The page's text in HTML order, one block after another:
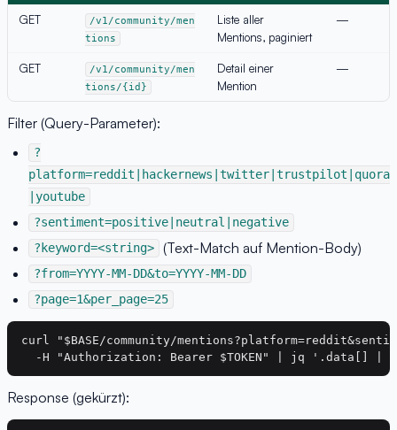
GET
/v1/community/men
tions
Liste aller
Mentions, paginiert
—
GET
/v1/community/men
tions/{id}
Detail einer
Mention
—
Filter (Query-Parameter):
?
platform=reddit|hackernews|twitter|trustpilot|quora
|youtube
?sentiment=positive|neutral|negative
?keyword=<string>
(Text-Match auf Mention-Body)
?from=YYYY-MM-DD&to=YYYY-MM-DD
?page=1&per_page=25
curl "$BASE/community/
Response (gekürzt):